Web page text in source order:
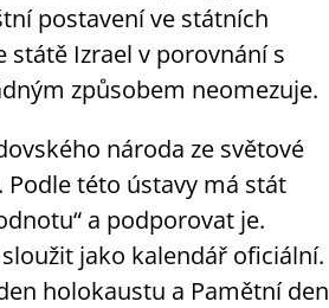
postavení ve státních
státě Izrael v porovnání s
způsobem neomezuje.
národa ze světové
Podle této ústavy má stát
a podporovat je.
jako kalendář oficiální.
holokaustu a Pamětní den